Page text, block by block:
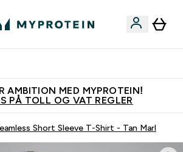
AMBITION MED MYPROTEIN!
PÅ TOLL OG VAT REGLER
Short Sleeve T-Shirt - Tan Marl